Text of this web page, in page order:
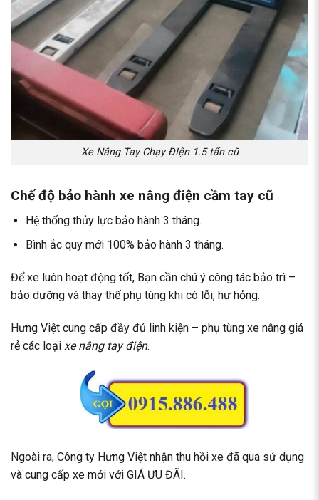
Xe Nâng Tay Chạy ĐIện 1.5 tấn cũ
Chế độ bảo hành xe nâng điện cầm tay cũ
Hệ thống thủy lực bảo hành 3 tháng.
Bình ắc quy mới 100% bảo hành 3 tháng.
Để xe luôn hoạt động tốt, Bạn cần chú ý công tác bảo trì –
bảo dưỡng và thay thế phụ tùng khi có lỗi, hư hỏng.
Hưng Việt cung cấp đầy đủ linh kiện – phụ tùng xe nâng giá
rẻ các loại xe nâng tay điện.
Ngoài ra, Công ty Hưng Việt nhận thu hồi xe đã qua sử dụng
và cung cấp xe mới với GIÁ ƯU ĐÃI.